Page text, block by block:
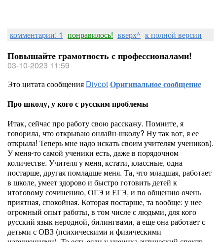
комментарии: 1 понравилось! вверх^ к полной версии
Повышайте грамотность с профессионалами!
03-10-2023 11:59
Это цитата сообщения DivcotОригинальное сообщение
Про школу, у кого с русским проблемы
Итак, сейчас про работу свою расскажу. Помните, я
говорила, что открываю онлайн-школу? Ну так вот, я ее
открыла! Теперь мне надо искать своим учителям учеников).
У меня-то самой ученики есть, даже в порядочном
количестве. Учителя у меня, кстати, классные, одна
постарше, другая помладше меня. Та, что младшая, работает
в школе, умеет здорово и быстро готовить детей к
итоговому сочинению, ОГЭ и ЕГЭ, и по общению очень
приятная, спокойная. Которая постарше, та вообще: у нее
огромный опыт работы, в том числе с людьми, для кого
русский язык неродной, билингвами, а еще она работает с
детьми с ОВЗ (психическими и физическими